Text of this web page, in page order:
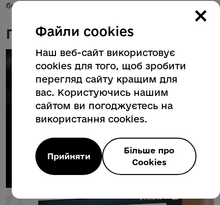
без фінансового навантаження.
Галерея
×
Файли cookies
Наш веб-сайт використовує
cookies для того, щоб зробити
перегляд сайту кращим для
вас. Користуючись нашим
сайтом ви погоджуєтесь на
використання cookies.
Прийняти
Більше про
Cookies